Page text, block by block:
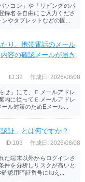
ソコン」や「リビングのパ
録名を自由にご入力くださ
やタブレットなどの固...
り、携帯電話のメール
容の確認メールが届き
ID:32 作成日: 2026/08/08
せ」にて、Ｅメールアドレ
内に従ってＥメールアドレ
ル対策のためEメール...
証」とは何ですか？
ID:103 作成日: 2026/08/08
た端末以外からログインさ
件を分析しリスクが高いと
認用暗証番号に加え...